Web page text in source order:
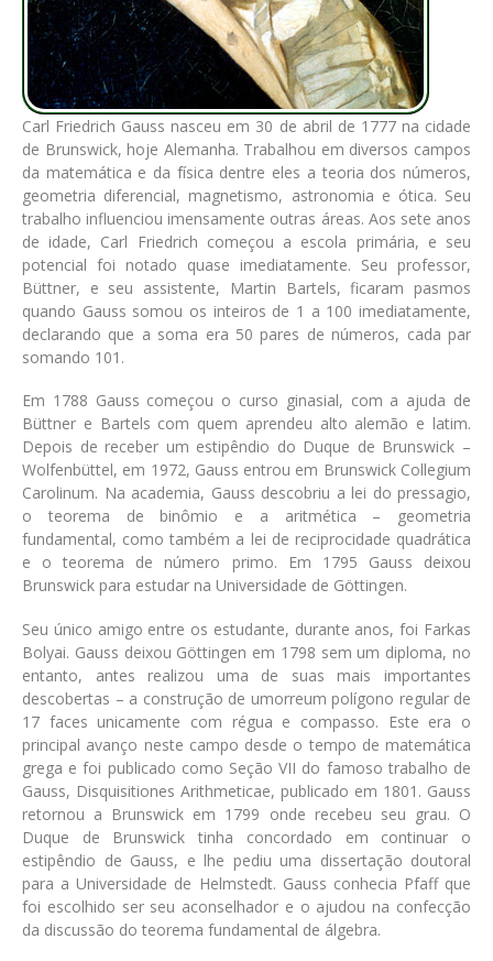
Carl Friedrich Gauss nasceu em 30 de abril de 1777 na cidade
de Brunswick, hoje Alemanha. Trabalhou em diversos campos
da matemática e da física dentre eles a teoria dos números,
geometria diferencial, magnetismo, astronomia e ótica. Seu
trabalho influenciou imensamente outras áreas. Aos sete anos
de idade, Carl Friedrich começou a escola primária, e seu
potencial foi notado quase imediatamente. Seu professor,
Büttner, e seu assistente, Martin Bartels, ficaram pasmos
quando Gauss somou os inteiros de 1 a 100 imediatamente,
declarando que a soma era 50 pares de números, cada par
somando 101.
Em 1788 Gauss começou o curso ginasial, com a ajuda de
Büttner e Bartels com quem aprendeu alto alemão e latim.
Depois de receber um estipêndio do Duque de Brunswick –
Wolfenbüttel, em 1972, Gauss entrou em Brunswick Collegium
Carolinum. Na academia, Gauss descobriu a lei do pressagio,
o teorema de binômio e a aritmética – geometria
fundamental, como também a lei de reciprocidade quadrática
e o teorema de número primo. Em 1795 Gauss deixou
Brunswick para estudar na Universidade de Göttingen.
Seu único amigo entre os estudante, durante anos, foi Farkas
Bolyai. Gauss deixou Göttingen em 1798 sem um diploma, no
entanto, antes realizou uma de suas mais importantes
descobertas – a construção de umorreum polígono regular de
17 faces unicamente com régua e compasso. Este era o
principal avanço neste campo desde o tempo de matemática
grega e foi publicado como Seção VII do famoso trabalho de
Gauss, Disquisitiones Arithmeticae, publicado em 1801. Gauss
retornou a Brunswick em 1799 onde recebeu seu grau. O
Duque de Brunswick tinha concordado em continuar o
estipêndio de Gauss, e lhe pediu uma dissertação doutoral
para a Universidade de Helmstedt. Gauss conhecia Pfaff que
foi escolhido ser seu aconselhador e o ajudou na confecção
da discussão do teorema fundamental de álgebra.